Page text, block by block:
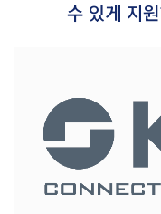
수 있게 지